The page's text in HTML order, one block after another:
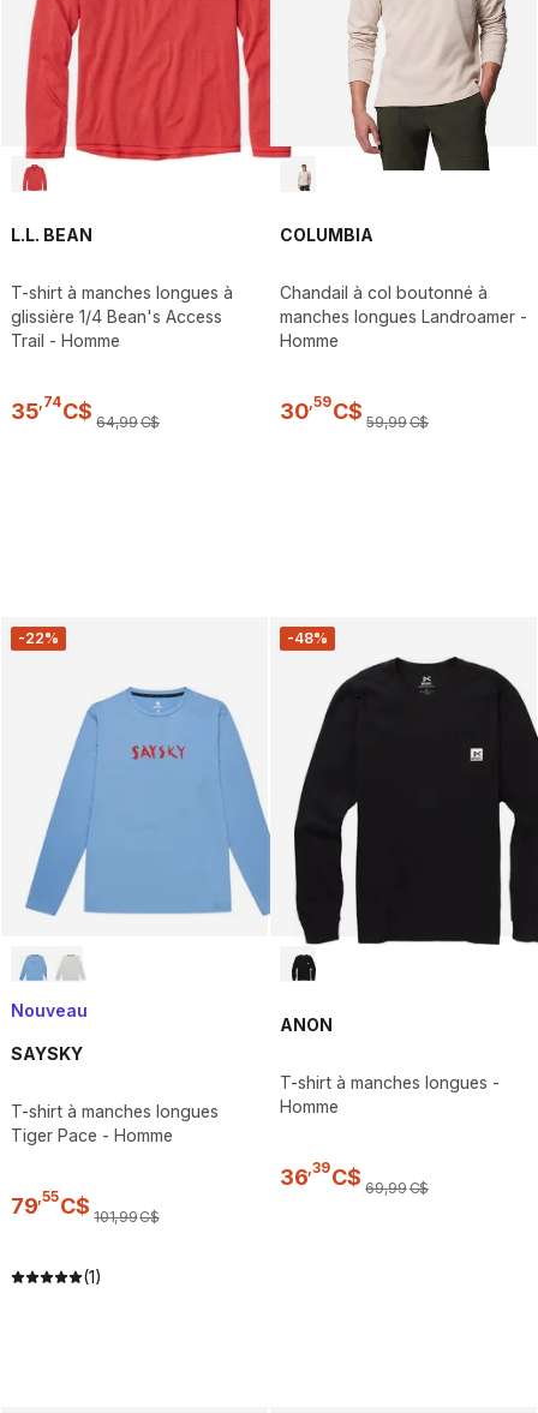
L.L. BEAN
T-shirt à manches longues à
glissière 1/4 Bean's Access
Trail - Homme
35 74C$ 64,99C$
COLUMBIA
Chandail à col boutonné à
manches longues Landroamer -
Homme
30 59C$ 59,99C$
-22%
Nouveau
SAYSKY
T-shirt à manches longues
Tiger Pace - Homme
79,55C$ 101,99C$
(1)
-48%
ANON
T-shirt à manches longues -
Homme
36,39C$ 69,99C$